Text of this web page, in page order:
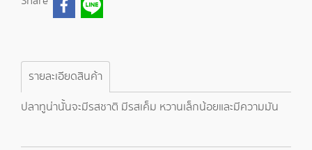
รายละเอียดสินค้า
ปลาทูน่านั้นจะมีรสชาติ มีรสเค็ม หวานเล็กน้อยและมีความมัน